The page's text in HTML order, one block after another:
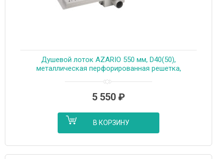
Душевой лоток AZARIO 550 мм, D40(50),
металлическая перфорированная решетка,
(AZT2PT20550)
5 550 ₽
В КОРЗИНУ